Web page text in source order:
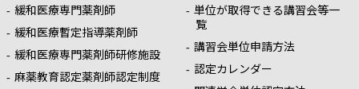
緩和医療専門薬剤師
緩和医療暫定指導薬剤師
緩和医療専門薬剤師研修施設
麻薬教育認定薬剤師認定制度
単位が取得できる講習会等一
覧
講習会単位申請方法
認定カレンダー